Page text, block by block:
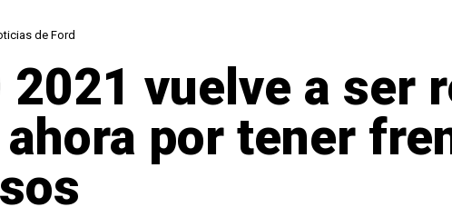
de Ford
vuelve a ser
por tener